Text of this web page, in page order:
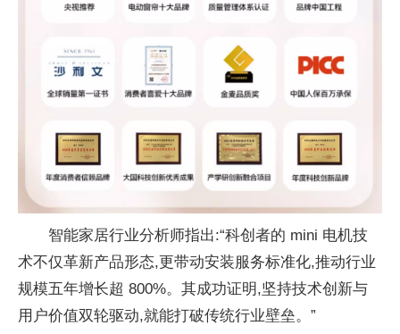
智能家居行业分析师指出:“科创者的 mini 电机技
术不仅革新产品形态,更带动安装服务标准化,推动行业
规模五年增长超 800%。其成功证明,坚持技术创新与
用户价值双轮驱动,就能打破传统行业壁垒。”